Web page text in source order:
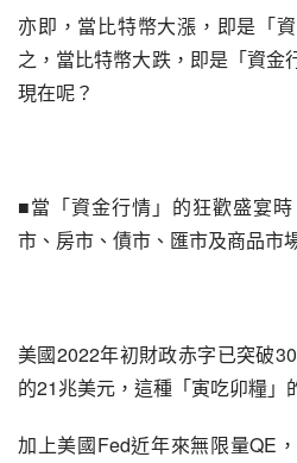
亦即，當比特幣大漲，即是「
之，當比特幣大跌，即是「資金
現在呢？
■當「資金行情」的狂歡盛宴
市、房市、債市、匯市及商品市
美國2022年初財政赤字已突破
的21兆美元，這種「寅吃卯糧」
加上美國Fed近年來無限量QE